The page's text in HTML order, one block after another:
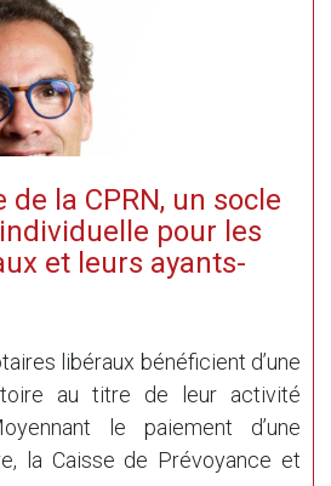
de la CPRN, un socle
pour les
et leurs ayants-
libéraux bénéficient d’une
au titre de leur activité
le paiement d’une
la Caisse de Prévoyance et